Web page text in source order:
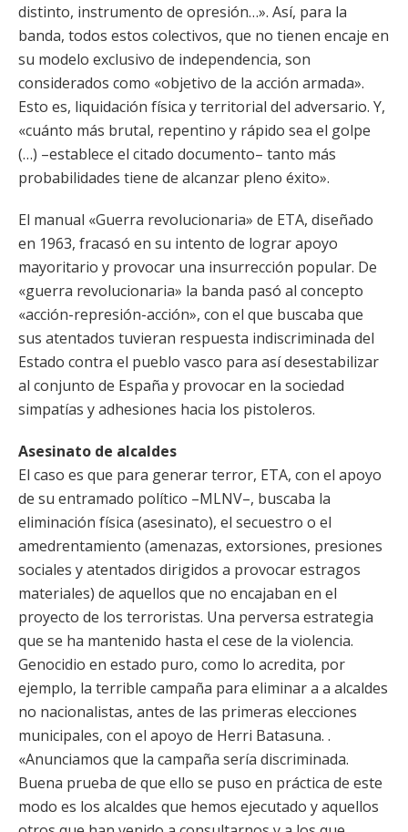
distinto, instrumento de opresión…». Así, para la
banda, todos estos colectivos, que no tienen encaje en
su modelo exclusivo de independencia, son
considerados como «objetivo de la acción armada».
Esto es, liquidación física y territorial del adversario. Y,
«cuánto más brutal, repentino y rápido sea el golpe
(…) –establece el citado documento– tanto más
probabilidades tiene de alcanzar pleno éxito».
El manual «Guerra revolucionaria» de ETA, diseñado
en 1963, fracasó en su intento de lograr apoyo
mayoritario y provocar una insurrección popular. De
«guerra revolucionaria» la banda pasó al concepto
«acción-represión-acción», con el que buscaba que
sus atentados tuvieran respuesta indiscriminada del
Estado contra el pueblo vasco para así desestabilizar
al conjunto de España y provocar en la sociedad
simpatías y adhesiones hacia los pistoleros.
Asesinato de alcaldes
El caso es que para generar terror, ETA, con el apoyo
de su entramado político –MLNV–, buscaba la
eliminación física (asesinato), el secuestro o el
amedrentamiento (amenazas, extorsiones, presiones
sociales y atentados dirigidos a provocar estragos
materiales) de aquellos que no encajaban en el
proyecto de los terroristas. Una perversa estrategia
que se ha mantenido hasta el cese de la violencia.
Genocidio en estado puro, como lo acredita, por
ejemplo, la terrible campaña para eliminar a a alcaldes
no nacionalistas, antes de las primeras elecciones
municipales, con el apoyo de Herri Batasuna. .
«Anunciamos que la campaña sería discriminada.
Buena prueba de que ello se puso en práctica de este
modo es los alcaldes que hemos ejecutado y aquellos